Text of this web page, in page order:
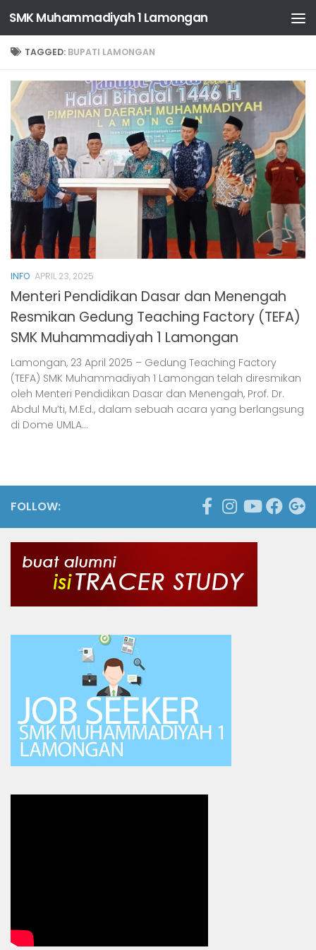
Skip to content
SMK Muhammadiyah 1 Lamongan
TAGGED: BUPATI LAMONGAN
INFO APRIL 23, 2025
Menteri Pendidikan Dasar dan Menengah
Resmikan Gedung Teaching Factory (TEFA)
SMK Muhammadiyah 1 Lamongan
Lamongan, 23 April 2025 – Gedung Teaching Factory
(TEFA) SMK Muhammadiyah 1 Lamongan telah diresmikan
oleh Menteri Pendidikan Dasar dan Menengah, Prof. Dr.
Abdul Mu’ti, M.Ed., dalam sebuah acara yang berlangsung
di Dome UMLA...
FOLLOW: